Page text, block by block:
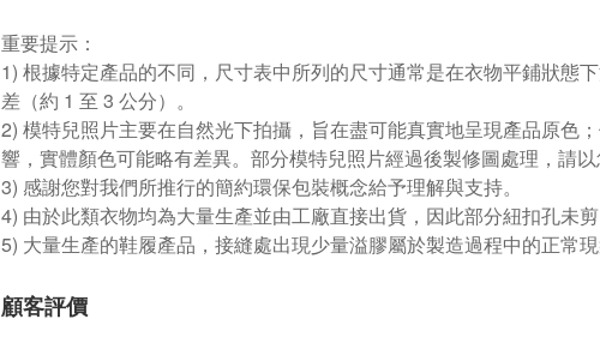
重要提示：
1) 根據特定產品的不同，尺寸表中所列的尺寸通常是在衣物平鋪狀態
差（約 1 至 3 公分）。
2) 模特兒照片主要在自然光下拍攝，旨在盡可能真實地呈現產品原色
響，實體顏色可能略有差異。部分模特兒照片經過後製修圖處理，請
3) 感謝您對我們所推行的簡約環保包裝概念給予理解與支持。
4) 由於此類衣物均為大量生產並由工廠直接出貨，因此部分紐扣孔未
5) 大量生產的鞋履產品，接縫處出現少量溢膠屬於製造過程中的正常
顧客評價